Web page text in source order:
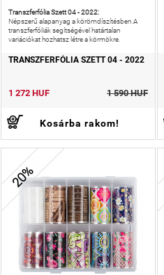
Transzferfólia Szett 04 - 2022:
Népszerű alapanyag a körömdíszítésben.A
transzferfóliák segítségével határtalan
variációkat hozhatsz létre a körmökre.
TRANSZFERFÓLIA SZETT 04 - 2022
1 272 HUF 1 590 HUF
Kosárba rakom!
20%